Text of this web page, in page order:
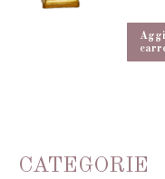
CATEGORIE